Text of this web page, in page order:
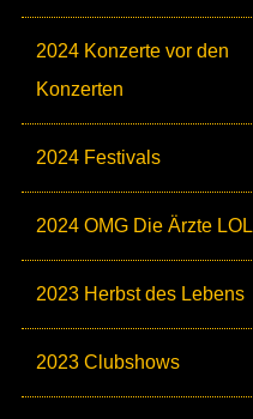
2024 Konzerte vor den
Konzerten
2024 Festivals
2024 OMG Die Ärzte LOL
2023 Herbst des Lebens
2023 Clubshows